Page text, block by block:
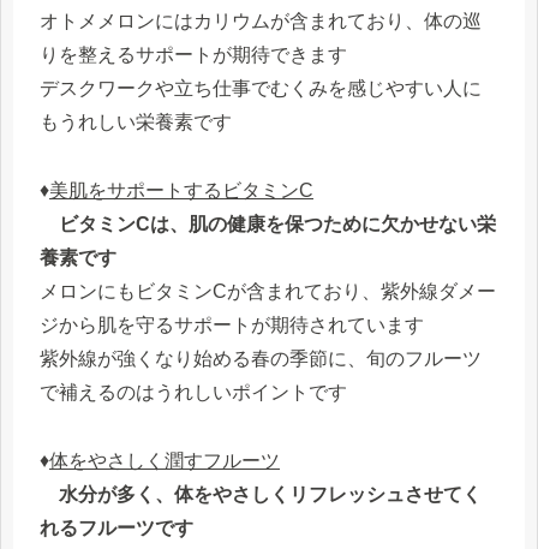
オトメメロンにはカリウムが含まれており、体の巡
りを整えるサポートが期待できます
デスクワークや立ち仕事でむくみを感じやすい人に
もうれしい栄養素です
♦美肌をサポートするビタミンC
ビタミンCは、肌の健康を保つために欠かせない栄
養素です
メロンにもビタミンCが含まれており、紫外線ダメー
ジから肌を守るサポートが期待されています
紫外線が強くなり始める春の季節に、旬のフルーツ
で補えるのはうれしいポイントです
♦体をやさしく潤すフルーツ
水分が多く、体をやさしくリフレッシュさせてく
れるフルーツです